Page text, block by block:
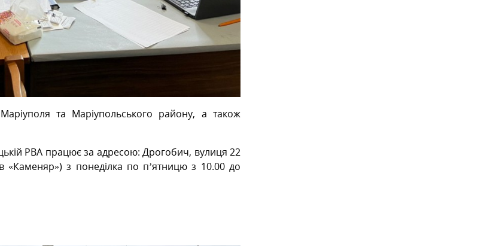
та Маріупольського району, а також
РВА працює за адресою: Дрогобич, вулиця 22
«Каменяр») з понеділка по п’ятницю з 10.00 до